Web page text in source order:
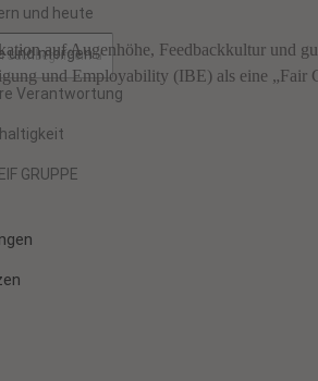
und heute
und morgen
Verantwortung
GRUPPE
auf Augenhöhe, Feedbackkultur und
und Employability (IBE) als eine „Fair